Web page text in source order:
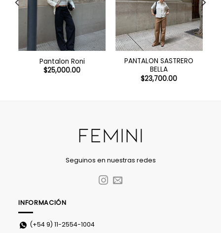
Pantalon Roni
$25,000.00
PANTALON SASTRERO
BELLA
$23,700.00
Seguinos en nuestras redes
INFORMACIÓN
(+54 9)11-2554-1004